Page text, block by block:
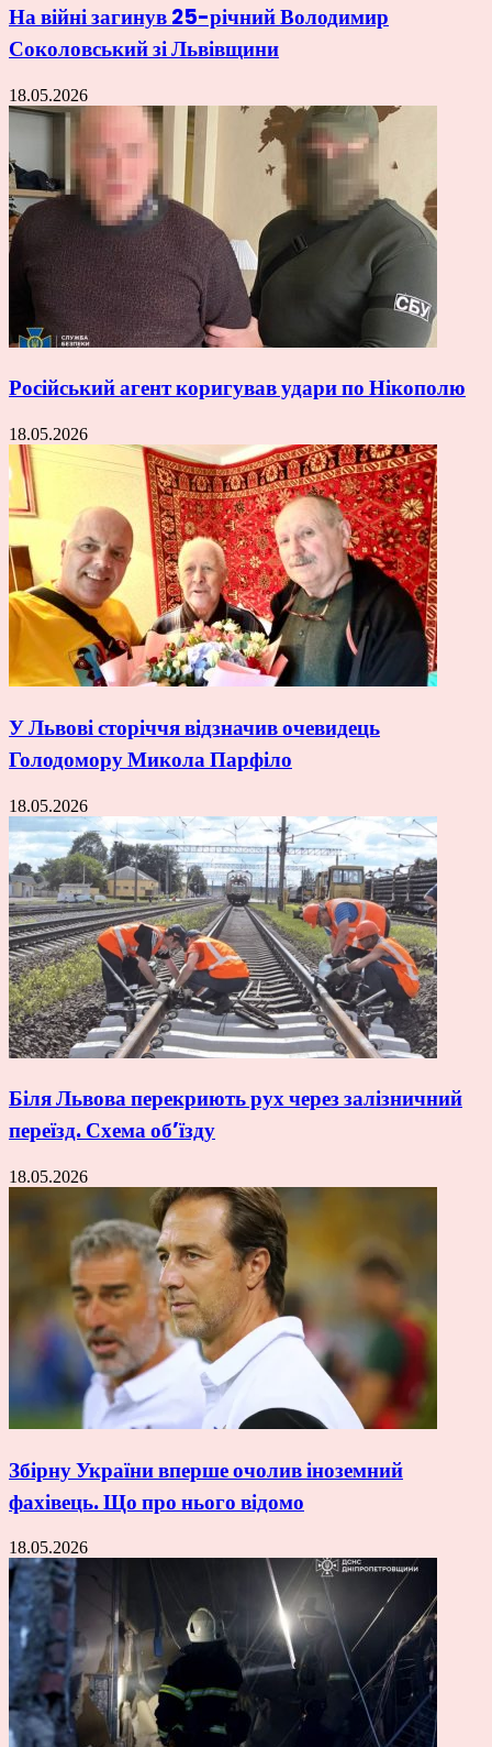
На війні загинув 25-річний Володимир
Соколовський зі Львівщини
18.05.2026
Російський агент коригував удари по Нікополю
18.05.2026
У Львові сторіччя відзначив очевидець
Голодомору Микола Парфіло
18.05.2026
Біля Львова перекриють рух через залізничний
переїзд. Схема об’їзду
18.05.2026
Збірну України вперше очолив іноземний
фахівець. Що про нього відомо
18.05.2026